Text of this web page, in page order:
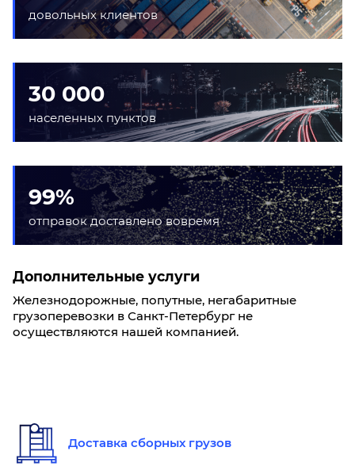
довольных клиентов
30 000
населенных пунктов
99%
отправок доставлено вовремя
Дополнительные услуги
Железнодорожные, попутные, негабаритные
грузоперевозки в Санкт-Петербург не
осуществляются нашей компанией.
Доставка сборных грузов